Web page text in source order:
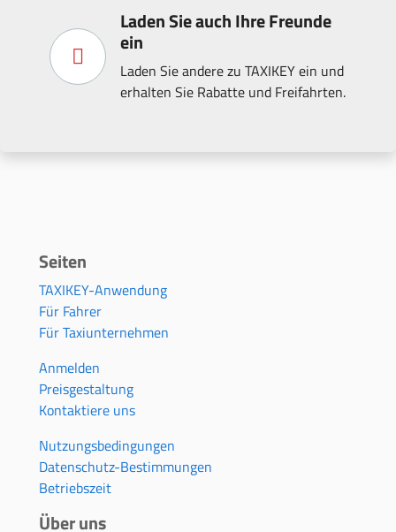
Laden Sie auch Ihre Freunde
ein
Laden Sie andere zu TAXIKEY ein und
erhalten Sie Rabatte und Freifahrten.
Seiten
TAXIKEY-Anwendung
Für Fahrer
Für Taxiunternehmen
Anmelden
Preisgestaltung
Kontaktiere uns
Nutzungsbedingungen
Datenschutz-Bestimmungen
Betriebszeit
Über uns